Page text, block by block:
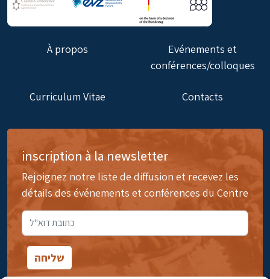
À propos
Evénements et
conférences/colloques
Curriculum Vitae Contacts
inscription à la newsletter
Rejoignez notre liste de diffusion et recevez les
détails des événements et conférences du Centre